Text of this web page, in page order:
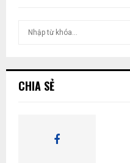
ế
CHIA SẺ